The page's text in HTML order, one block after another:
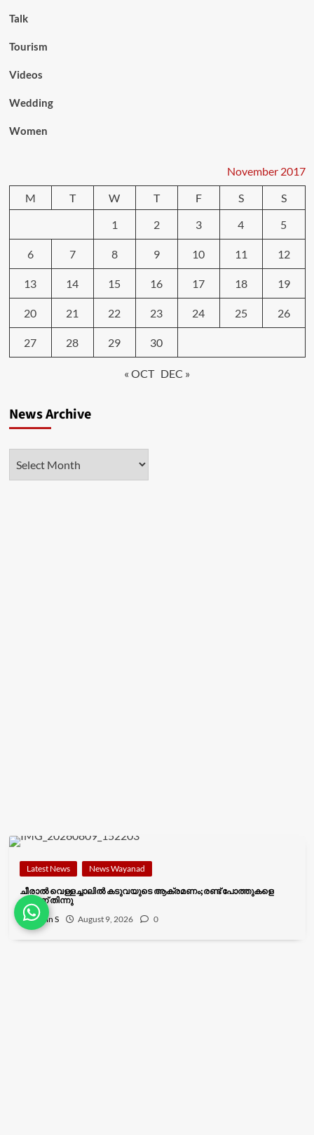
Talk
Tourism
Videos
Wedding
Women
November 2017
M
T W T F S
S
1
2 3 4 5
6 7 8 9 10 11 12
13 14 15 16 17 18 19
20 21 22 23 24 25 26
27 28 29 30
« OCT DEC »
News Archive
Latest News News Wayanad
ചീരാൽ വെള്ളച്ചാലിൽ കടുവയുടെ ആക്രമണം;രണ്ട് പോത്തുകളെ
കൊന്ന് തിന്നു
Merin S August 9, 2026 0